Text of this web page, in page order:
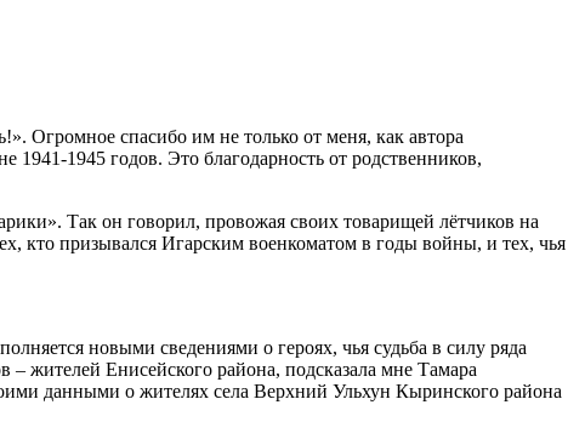
Огромное спасибо им не только от меня, как автора
1945 годов. Это благодарность от родственников,
Так он говорил, провожая своих товарищей лётчиков на
кто призывался Игарским военкоматом в годы войны, и тех, чья
новыми сведениями о героях, чья судьба в силу ряда
жителей Енисейского района, подсказала мне Тамара
данными о жителях села Верхний Ульхун Кыринского района